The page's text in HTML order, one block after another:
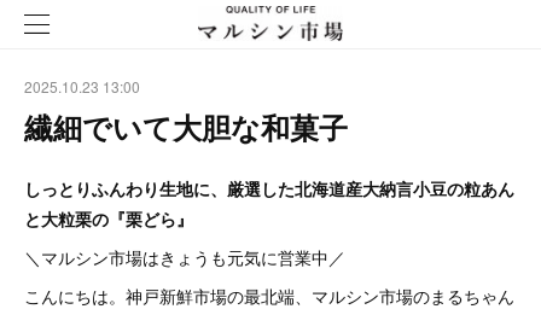
2025.10.23 13:00
繊細でいて大胆な和菓子
しっとりふんわり生地に、厳選した北海道産大納言小豆の粒あん
と大粒栗の『栗どら』
＼マルシン市場はきょうも元気に営業中／
こんにちは。神戸新鮮市場の最北端、マルシン市場のまるちゃん